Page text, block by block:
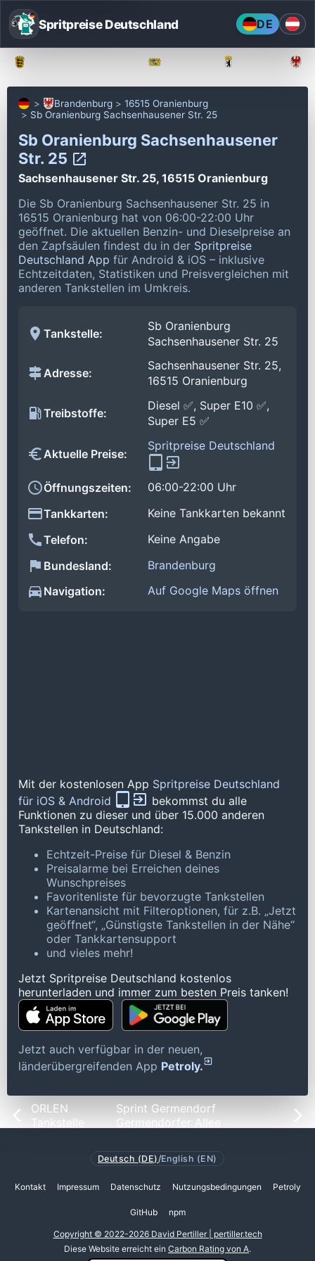
Spritpreise Deutschland DE
Brandenburg
16515 Oranienburg
Sb Oranienburg Sachsenhausener Str. 25
Sb Oranienburg Sachsenhausener
Str. 25
Sachsenhausener Str. 25, 16515 Oranienburg
Die Sb Oranienburg Sachsenhausener Str. 25 in
16515 Oranienburg hat von 06:00-22:00 Uhr
geöffnet. Die aktuellen Benzin- und Dieselpreise an
den Zapfsäulen findest du in der Spritpreise
Deutschland App für Android & iOS – inklusive
Echtzeitdaten, Statistiken und Preisvergleichen mit
anderen Tankstellen im Umkreis.
Tankstelle:
Sb Oranienburg
Sachsenhausener Str. 25
Adresse:
Sachsenhausener Str. 25,
16515 Oranienburg
Treibstoffe:
Diesel ✅, Super E10 ✅,
Super E5 ✅
Aktuelle Preise:
Spritpreise Deutschland
Öffnungszeiten:
06:00-22:00 Uhr
Tankkarten:
Keine Tankkarten bekannt
Telefon:
Keine Angabe
Bundesland:
Brandenburg
Navigation:
Auf Google Maps öffnen
Mit der kostenlosen App Spritpreise Deutschland
für iOS & Android
bekommst du alle
Funktionen zu dieser und über 15.000 anderen
Tankstellen in Deutschland:
Echtzeit-Preise für Diesel & Benzin
Preisalarme bei Erreichen deines
Wunschpreises
Favoritenliste für bevorzugte Tankstellen
Kartenansicht mit Filteroptionen, für z.B. „Jetzt
geöffnet“, „Günstigste Tankstellen in der Nähe“
oder Tankkartensupport
und vieles mehr!
Jetzt Spritpreise Deutschland kostenlos
herunterladen und immer zum besten Preis tanken!
Jetzt auch verfügbar in der neuen,
länderübergreifenden App Petroly.
ORLEN
Tankstelle
Sprint Germendorf
Germendorfer Allee
Deutsch (DE) /English (EN)
Kontakt Impressum Datenschutz Nutzungsbedingungen Petroly
GitHub npm
Copyright © 2022-2026 David Pertiller | pertiller.tech
Diese Website erreicht ein Carbon Rating von A.